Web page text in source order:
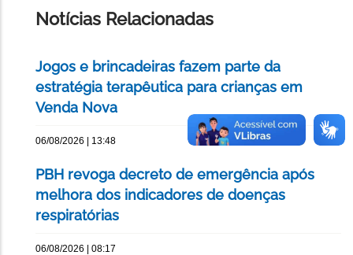
Notícias Relacionadas
Jogos e brincadeiras fazem parte da
estratégia terapêutica para crianças em
Venda Nova
06/08/2026 | 13:48
PBH revoga decreto de emergência após
melhora dos indicadores de doenças
respiratórias
06/08/2026 | 08:17